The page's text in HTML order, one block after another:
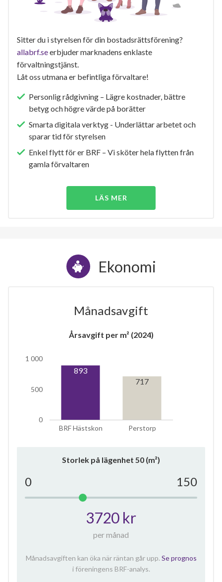
Sitter du i styrelsen för din bostadsrättsförening?
allabrf.seerbjuder marknadens enklaste
förvaltningstjänst.
Låt oss utmana er befintliga förvaltare!
Personlig rådgivning – Lägre kostnader, bättre
betyg och högre värde på borätter
Smarta digitala verktyg - Underlättar arbetet och
sparar tid för styrelsen
Enkel flytt för er BRF – Vi sköter hela flytten från
gamla förvaltaren
LÄS MER
Ekonomi
Månadsavgift
Årsavgift per m² (2024)
BRF Hästskon Perstorp
0
500
1 000
893
717
Storlek på lägenhet 50 (m²)
0 150
3720 kr
per månad
Månadsavgiften kan öka när räntan går upp. Se prognos
i föreningens BRF-analys.